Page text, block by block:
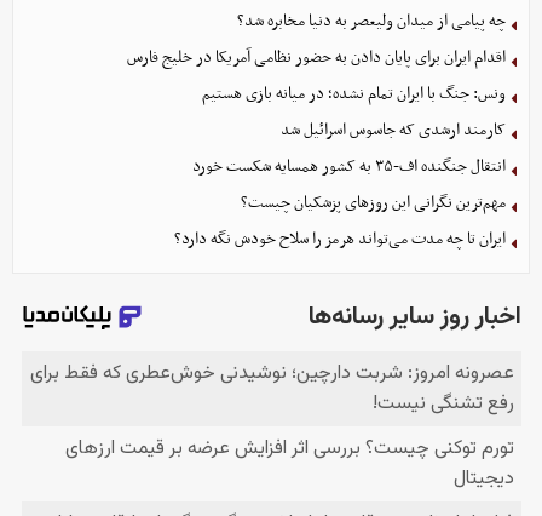
چه پیامی از میدان ولیعصر به دنیا مخابره شد؟
اقدام ایران برای پایان دادن به حضور نظامی آمریکا در خلیج فارس
ونس: جنگ با ایران تمام نشده؛ در میانه بازی هستیم
کارمند ارشدی که جاسوس اسرائیل شد
انتقال جنگنده اف-۳۵ به کشور همسایه شکست خورد
مهم‌ترین نگرانی‌ این روزهای پزشکیان چیست؟
ایران تا چه مدت می‌تواند هرمز را سلاح خودش نگه دارد؟